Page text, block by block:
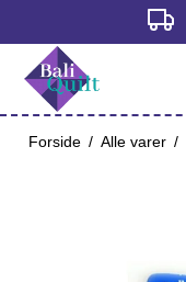
Forside / Alle varer /